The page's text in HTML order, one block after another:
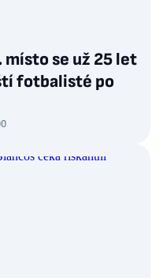
se už 25 let
fotbalisté po